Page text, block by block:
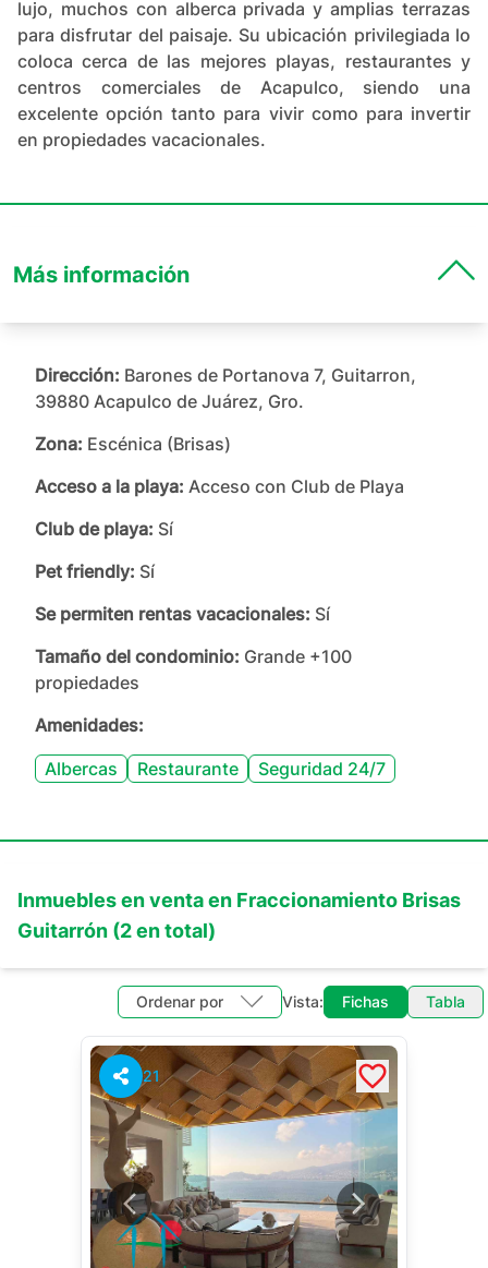
lujo, muchos con alberca privada y amplias terrazas
para disfrutar del paisaje. Su ubicación privilegiada lo
coloca cerca de las mejores playas, restaurantes y
centros comerciales de Acapulco, siendo una
excelente opción tanto para vivir como para invertir
en propiedades vacacionales.
Más información
Dirección: Barones de Portanova 7, Guitarron,
39880 Acapulco de Juárez, Gro.
Zona: Escénica (Brisas)
Acceso a la playa: Acceso con Club de Playa
Club de playa: Sí
Pet friendly: Sí
Se permiten rentas vacacionales: Sí
Tamaño del condominio: Grande +100
propiedades
Amenidades:
Albercas
Restaurante Seguridad 24/7
Inmuebles enventaen Fraccionamiento Brisas
Guitarrón (2en total)
Ordenar por Vista: Fichas Tabla
21